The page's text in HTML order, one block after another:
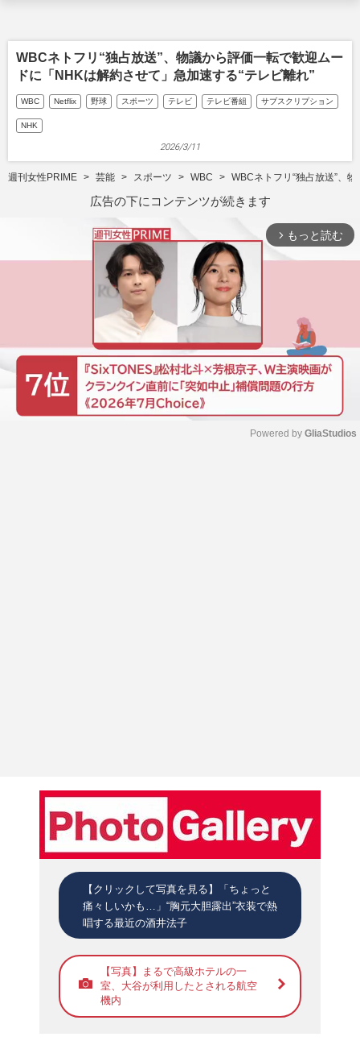
WBCネトフリ“独占放送”、物議から評価一転で歓迎ムー
ドに「NHKは解約させて」急加速する“テレビ離れ”
WBC Netflix 野球 スポーツ テレビ テレビ番組 サブスクリプション
NHK
2026/3/11
週刊女性PRIME 芸能 スポーツ WBC WBCネトフリ“独占放送”、
広告の下にコンテンツが続きます
arrow_forward_ios もっと読む
Powered by GliaStudios
【クリックして写真を見る】「ちょっと
痛々しいかも…」“胸元大胆露出”衣装で熱
唱する最近の酒井法子
【写真】まるで高級ホテルの一
室、大谷が利用したとされる航空
機内